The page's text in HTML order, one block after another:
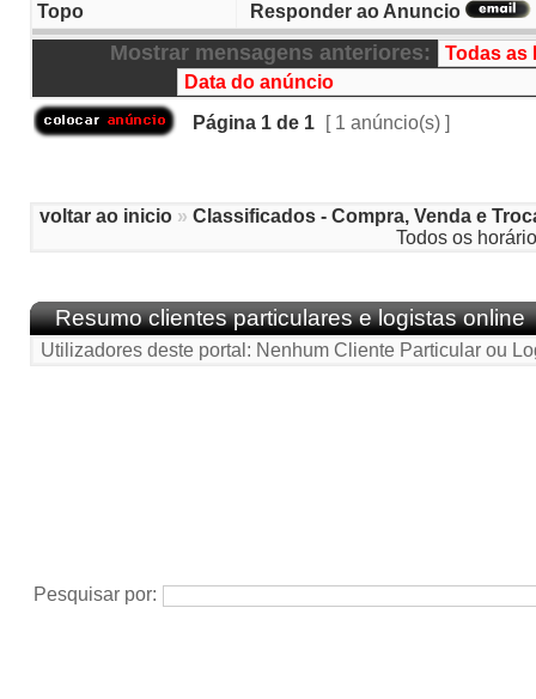
Topo Responder ao Anuncio
Mostrar mensagens anteriores:
Página 1 de 1 [ 1 anúncio(s) ]
voltar ao inicio » Classificados - Compra, Venda e
Todos os
Resumo clientes particulares e logistas online
Utilizadores deste portal: Nenhum Cliente Particular ou
Pesquisar por: